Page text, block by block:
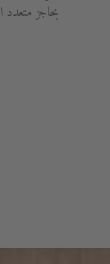
بحاجز متعدد